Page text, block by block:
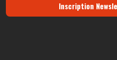
Inscription